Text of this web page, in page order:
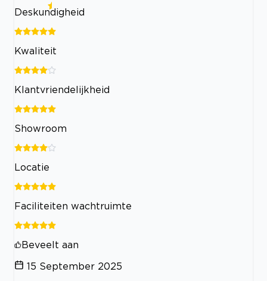
Deskundigheid
Kwaliteit
Klantvriendelijkheid
Showroom
Locatie
Faciliteiten wachtruimte
Beveelt aan
15 September 2025